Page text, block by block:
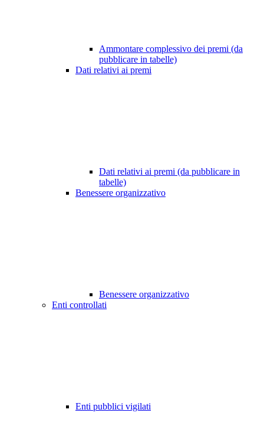
Ammontare complessivo dei premi (da
pubblicare in tabelle)
Dati relativi ai premi
Dati relativi ai premi (da pubblicare in
tabelle)
Benessere organizzativo
Benessere organizzativo
Enti controllati
Enti pubblici vigilati